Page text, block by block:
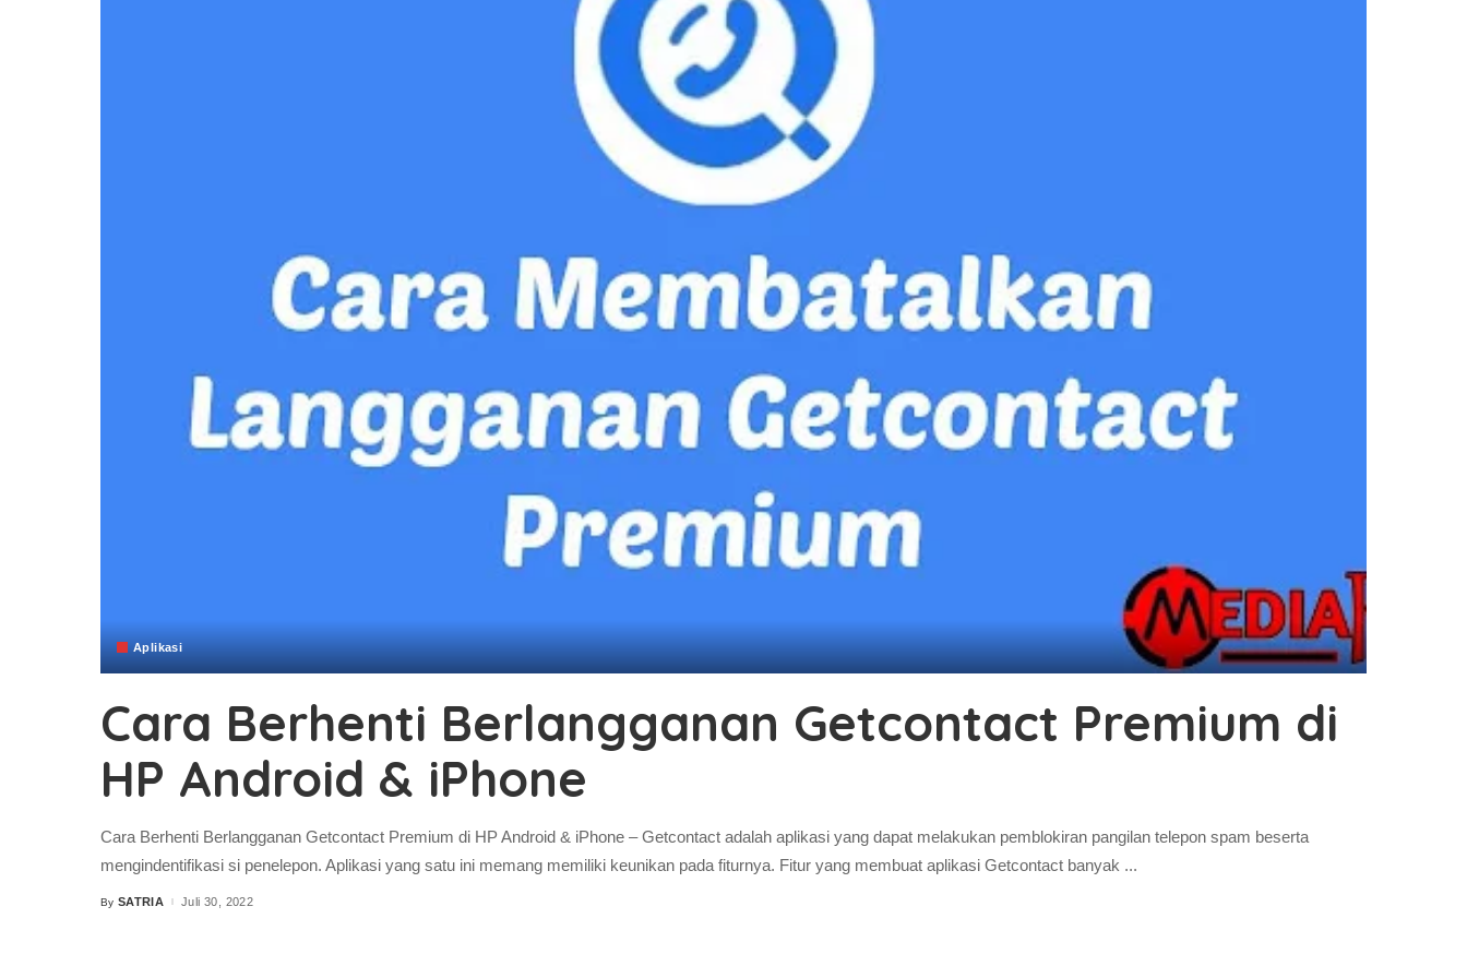
Aplikasi
Cara Berhenti Berlangganan Getcontact Premium di
HP Android & iPhone
Cara Berhenti Berlangganan Getcontact Premium di HP Android & iPhone – Getcontact adalah aplikasi yang dapat melakukan pemblokiran pangilan telepon spam beserta
mengindentifikasi si penelepon. Aplikasi yang satu ini memang memiliki keunikan pada fiturnya. Fitur yang membuat aplikasi Getcontact banyak ...
Posted
By SATRIA Juli 30, 2022